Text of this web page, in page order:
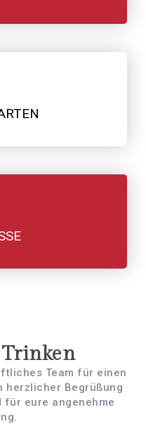
Trinken
Team für einen
herzlicher Begrüßung
für eure angenehme